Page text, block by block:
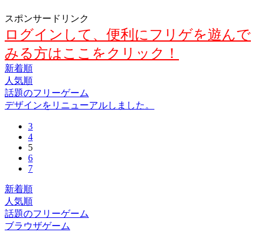
スポンサードリンク
ログインして、便利にフリゲを遊んで
みる方はここをクリック！
新着順
人気順
話題のフリーゲーム
デザインをリニューアルしました。
3
4
5
6
7
新着順
人気順
話題のフリーゲーム
ブラウザゲーム